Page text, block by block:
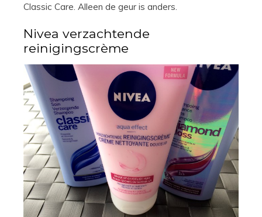
Classic Care. Alleen de geur is anders.
Nivea verzachtende
reinigingscrème